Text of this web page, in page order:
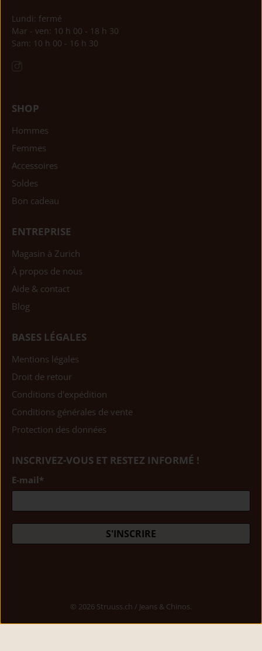
Lundi: fermé
Mar - ven: 10 h 00 - 18 h 30
Sam: 10 h 00 - 16 h 30
SHOP
Hommes
Femmes
Accessoires
Soldes
Bon cadeau
ENTREPRISE
Magasin à Zurich
À propos de nous
Aide & contact
Blog
BASES LÉGALES
Mentions légales
Droit de retour
Conditions d'expédition
Conditions générales de vente
Protection des données
INSCRIVEZ-VOUS ET RESTEZ INFORMÉ !
E-mail*
S'INSCRIRE
© 2026 Struuss.ch / Jeans & Chinos.